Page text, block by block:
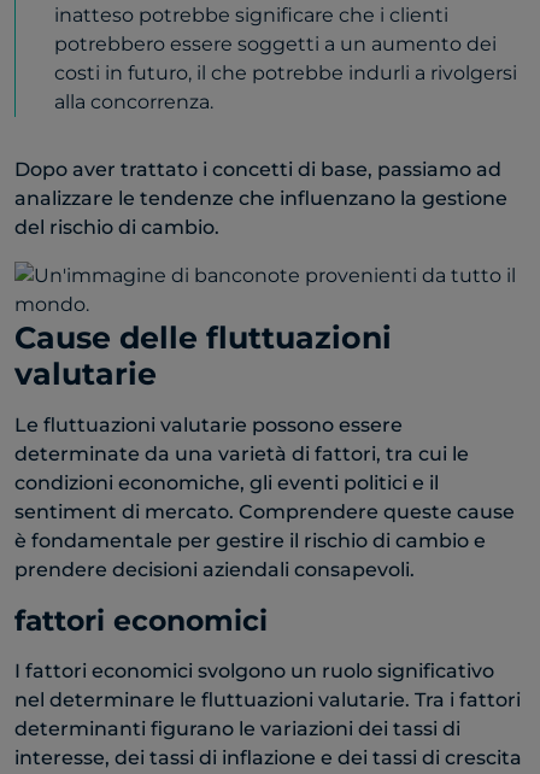
inatteso potrebbe significare che i clienti
potrebbero essere soggetti a un aumento dei
costi in futuro, il che potrebbe indurli a rivolgersi
alla concorrenza.
Dopo aver trattato i concetti di base, passiamo ad
analizzare le tendenze che influenzano la gestione
del rischio di cambio.
Cause delle fluttuazioni
valutarie
Le fluttuazioni valutarie possono essere
determinate da una varietà di fattori, tra cui le
condizioni economiche, gli eventi politici e il
sentiment di mercato. Comprendere queste cause
è fondamentale per gestire il rischio di cambio e
prendere decisioni aziendali consapevoli.
fattori economici
I fattori economici svolgono un ruolo significativo
nel determinare le fluttuazioni valutarie. Tra i fattori
determinanti figurano le variazioni dei tassi di
interesse, dei tassi di inflazione e dei tassi di crescita